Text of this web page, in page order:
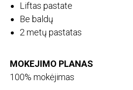
Liftas pastate
Be baldų
2 metų pastatas
MOKEJIMO PLANAS
100% mokėjimas